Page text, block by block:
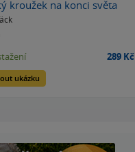
kroužek na konci světa
ukázku
289 Kč